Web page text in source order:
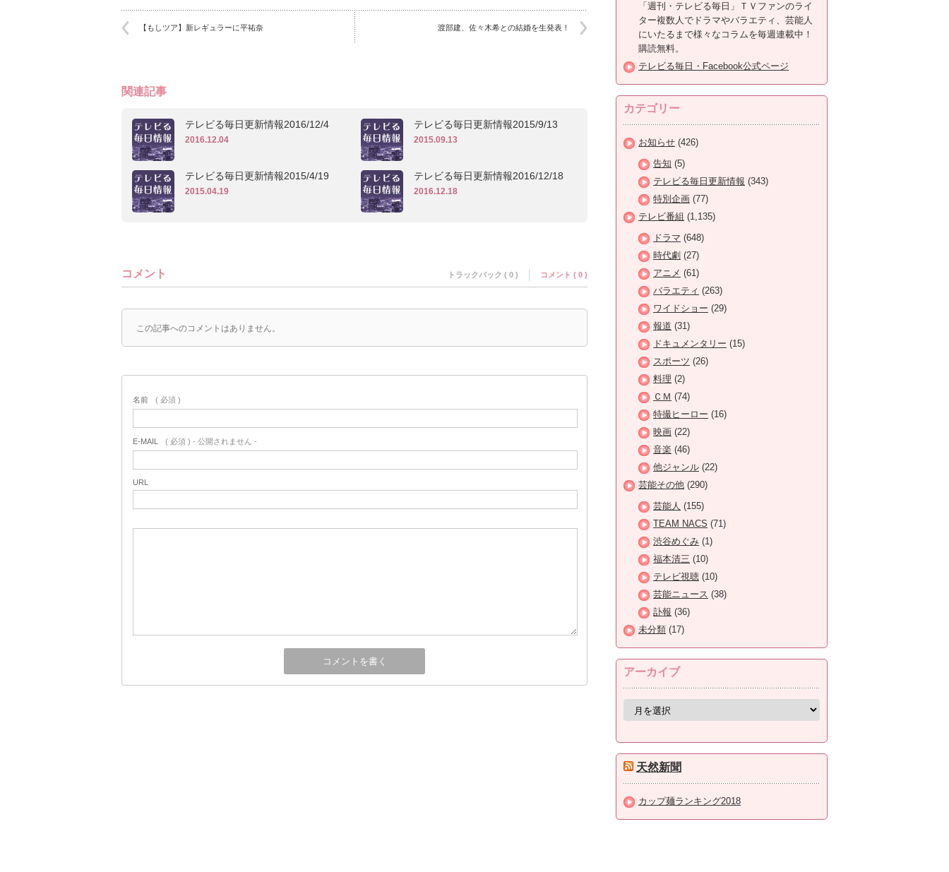
【もしツア】新レギュラーに平祐奈 渡部建、佐々木希との結婚を生発表！
関連記事
テレビる毎日更新情報2016/12/4
2016.12.04
テレビる毎日更新情報2015/9/13
2015.09.13
テレビる毎日更新情報2015/4/19
2015.04.19
テレビる毎日更新情報2016/12/18
2016.12.18
コメント トラックバック ( 0 ) コメント ( 0 )
この記事へのコメントはありません。
名前 ( 必須 )
E-MAIL ( 必須 ) - 公開されません -
URL
「週刊・テレビる毎日」ＴＶファンのライ
ター複数人でドラマやバラエティ、芸能人
にいたるまで様々なコラムを毎週連載中！
購読無料。
テレビる毎日・Facebook公式ページ
カテゴリー
お知らせ (426)
告知 (5)
テレビる毎日更新情報 (343)
特別企画 (77)
テレビ番組 (1,135)
ドラマ (648)
時代劇 (27)
アニメ (61)
バラエティ (263)
ワイドショー (29)
報道 (31)
ドキュメンタリー (15)
スポーツ (26)
料理 (2)
ＣＭ (74)
特撮ヒーロー (16)
映画 (22)
音楽 (46)
他ジャンル (22)
芸能その他 (290)
芸能人 (155)
TEAM NACS (71)
渋谷めぐみ (1)
福本清三 (10)
テレビ視聴 (10)
芸能ニュース (38)
訃報 (36)
未分類 (17)
アーカイブ
ー
イ
ブ
天然新聞
カップ麺ランキング2018